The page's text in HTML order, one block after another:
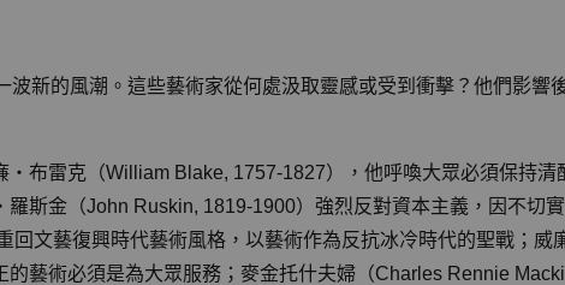
新的風潮。這些藝術家從何處汲取靈感或受到衝擊？他們影響
布雷克（William Blake, 1757-1827），他呼喚大眾必須保持
斯金（John Ruskin, 1819-1900）強烈反對資本主義，因不切
回文藝復興時代藝術風格，以藝術作為反抗冰冷時代的聖戰；
藝術必須是為大眾服務；麥金托什夫婦（Charles Rennie